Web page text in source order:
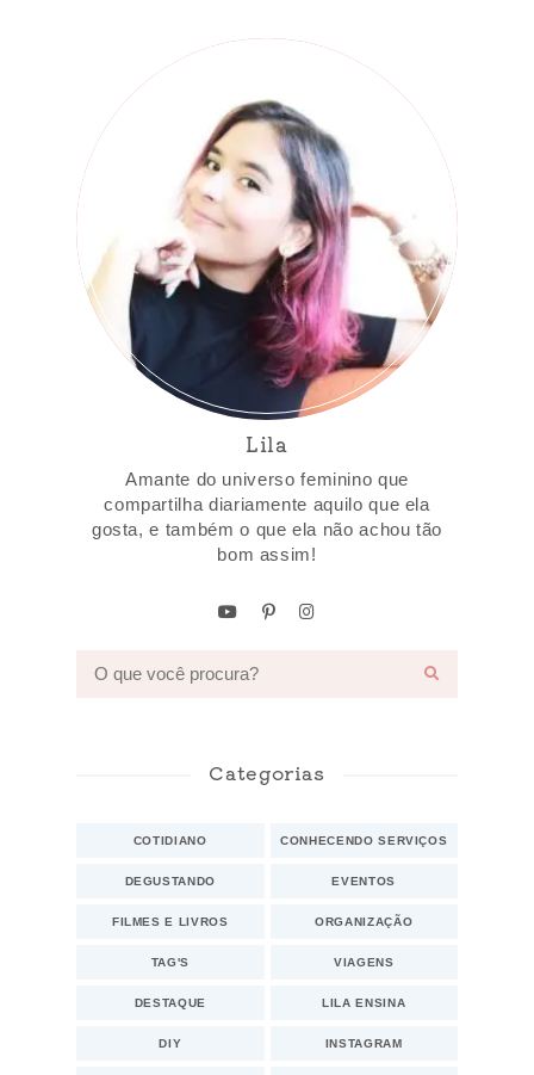
Lila
Amante do universo feminino que
compartilha diariamente aquilo que ela
gosta, e também o que ela não achou tão
bom assim!
Categorias
COTIDIANO CONHECENDO SERVIÇOS
DEGUSTANDO EVENTOS
FILMES E LIVROS ORGANIZAÇÃO
TAG'S VIAGENS
DESTAQUE LILA ENSINA
DIY INSTAGRAM